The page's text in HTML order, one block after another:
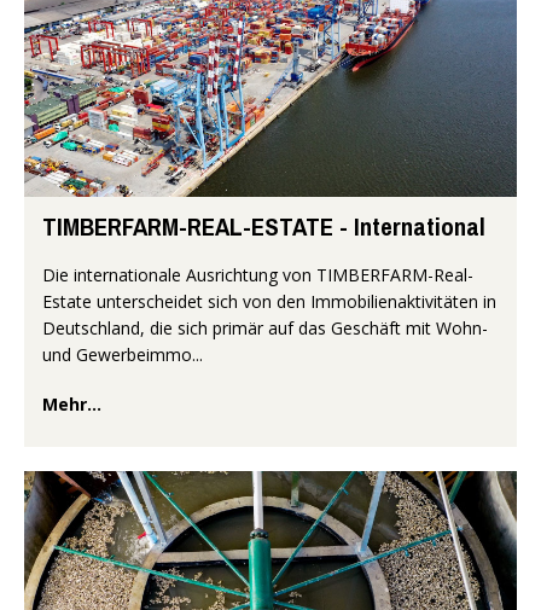
TIMBERFARM-REAL-ESTATE - International
Die internationale Ausrichtung von TIMBERFARM-Real-
Estate unterscheidet sich von den Immobilienaktivitäten in
Deutschland, die sich primär auf das Geschäft mit Wohn-
und Gewerbeimmo...
Mehr...